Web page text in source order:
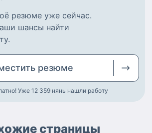
резюме уже сейчас.
шансы найти
.
резюме
Уже 12 359 нянь нашли работу
страницы